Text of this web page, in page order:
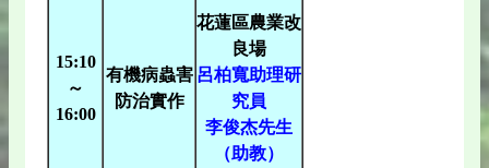
15:10
～
16:00
有機病蟲害
防治實作
花蓮區農業改
良場
呂柏寬助理研
究員
李俊杰先生
（助教）